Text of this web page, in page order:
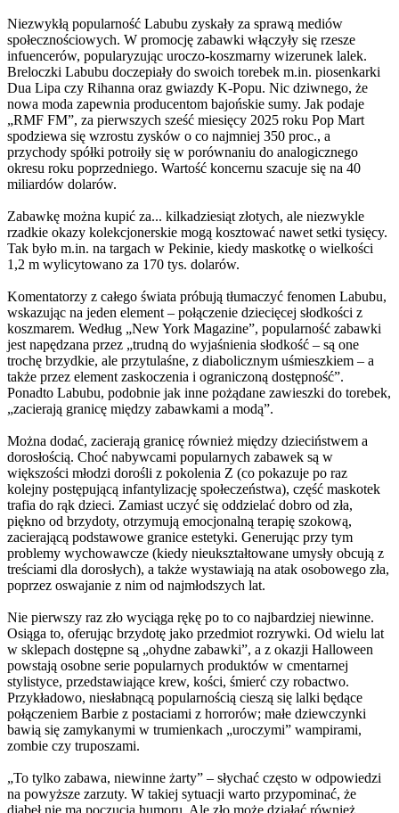
Niezwykłą popularność Labubu zyskały za sprawą mediów
społecznościowych. W promocję zabawki włączyły się rzesze
infuencerów, popularyzując uroczo-koszmarny wizerunek lalek.
Breloczki Labubu doczepiały do swoich torebek m.in. piosenkarki
Dua Lipa czy Rihanna oraz gwiazdy K-Popu. Nic dziwnego, że
nowa moda zapewnia producentom bajońskie sumy. Jak podaje
„RMF FM”, za pierwszych sześć miesięcy 2025 roku Pop Mart
spodziewa się wzrostu zysków o co najmniej 350 proc., a
przychody spółki potroiły się w porównaniu do analogicznego
okresu roku poprzedniego. Wartość koncernu szacuje się na 40
miliardów dolarów.
Zabawkę można kupić za... kilkadziesiąt złotych, ale niezwykle
rzadkie okazy kolekcjonerskie mogą kosztować nawet setki tysięcy.
Tak było m.in. na targach w Pekinie, kiedy maskotkę o wielkości
1,2 m wylicytowano za 170 tys. dolarów.
Komentatorzy z całego świata próbują tłumaczyć fenomen Labubu,
wskazując na jeden element – połączenie dziecięcej słodkości z
koszmarem. Według „New York Magazine”, popularność zabawki
jest napędzana przez „trudną do wyjaśnienia słodkość – są one
trochę brzydkie, ale przytulaśne, z diabolicznym uśmieszkiem – a
także przez element zaskoczenia i ograniczoną dostępność”.
Ponadto Labubu, podobnie jak inne pożądane zawieszki do torebek,
„zacierają granicę między zabawkami a modą”.
Można dodać, zacierają granicę również między dzieciństwem a
dorosłością. Choć nabywcami popularnych zabawek są w
większości młodzi dorośli z pokolenia Z (co pokazuje po raz
kolejny postępującą infantylizację społeczeństwa), część maskotek
trafia do rąk dzieci. Zamiast uczyć się oddzielać dobro od zła,
piękno od brzydoty, otrzymują emocjonalną terapię szokową,
zacierającą podstawowe granice estetyki. Generując przy tym
problemy wychowawcze (kiedy nieukształtowane umysły obcują z
treściami dla dorosłych), a także wystawiają na atak osobowego zła,
poprzez oswajanie z nim od najmłodszych lat.
Nie pierwszy raz zło wyciąga rękę po to co najbardziej niewinne.
Osiąga to, oferując brzydotę jako przedmiot rozrywki. Od wielu lat
w sklepach dostępne są „ohydne zabawki”, a z okazji Halloween
powstają osobne serie popularnych produktów w cmentarnej
stylistyce, przedstawiające krew, kości, śmierć czy robactwo.
Przykładowo, niesłabnącą popularnością cieszą się lalki będące
połączeniem Barbie z postaciami z horrorów; małe dziewczynki
bawią się zamykanymi w trumienkach „uroczymi” wampirami,
zombie czy truposzami.
„To tylko zabawa, niewinne żarty” – słychać często w odpowiedzi
na powyższe zarzuty. W takiej sytuacji warto przypominać, że
diabeł nie ma poczucia humoru. Ale zło może działać również